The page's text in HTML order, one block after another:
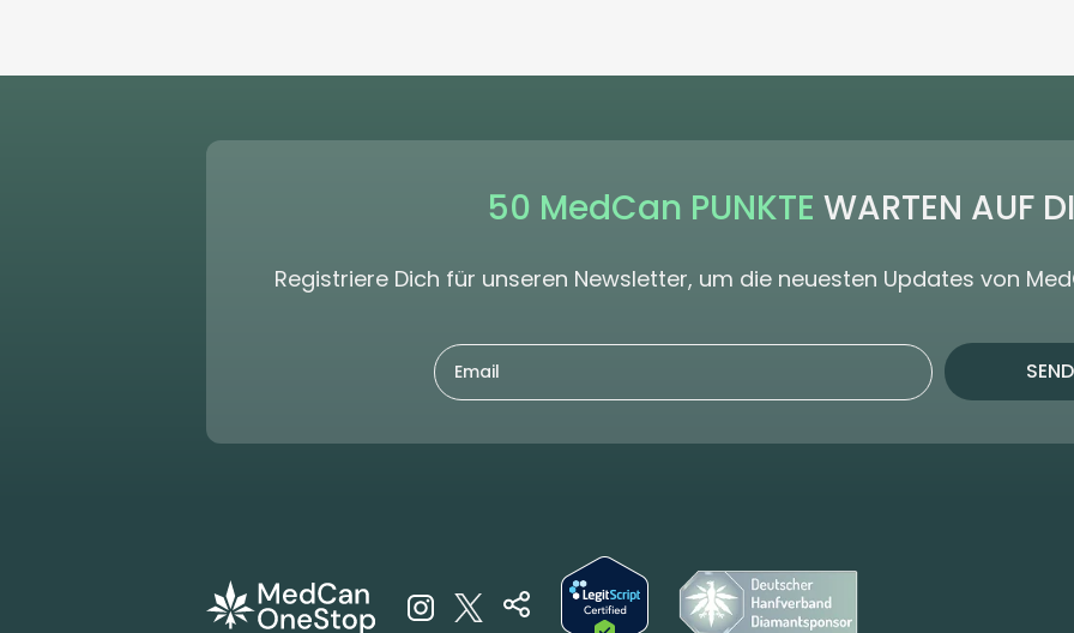
50 MedCan PUNKTE WARTEN AUF
Registriere Dich für unseren Newsletter, um die neuesten Updates von